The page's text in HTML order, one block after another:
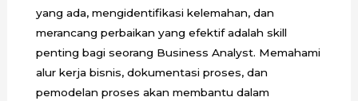
yang ada, mengidentifikasi kelemahan, dan
merancang perbaikan yang efektif adalah skill
penting bagi seorang Business Analyst. Memahami
alur kerja bisnis, dokumentasi proses, dan
pemodelan proses akan membantu dalam